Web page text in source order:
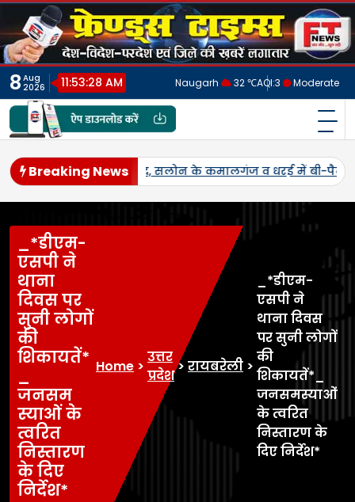
Skip
content
8 Aug
2026
11:53:31 AM Naugarh 32 ℃AQI:3 Moderate
फ्रेंड्स टाइम्स
Breaking News
का शुभारंभ, जनपद में पहली बार एमएसपी पर होगी उड़द-
_*डीएम-
एसपी ने
थाना
दिवस पर
सुनी लोगों
की
शिकायतें*
_
जनसम
स्याओं के
त्वरित
निस्तारण
के दिए
निर्देश*
Home >
उत्तर
प्रदेश
> रायबरेली >
_*डीएम-
एसपी ने
थाना दिवस
पर सुनी लोगों
की
शिकायतें*_
जनसमस्याओं
के त्वरित
निस्तारण के
दिए निर्देश*